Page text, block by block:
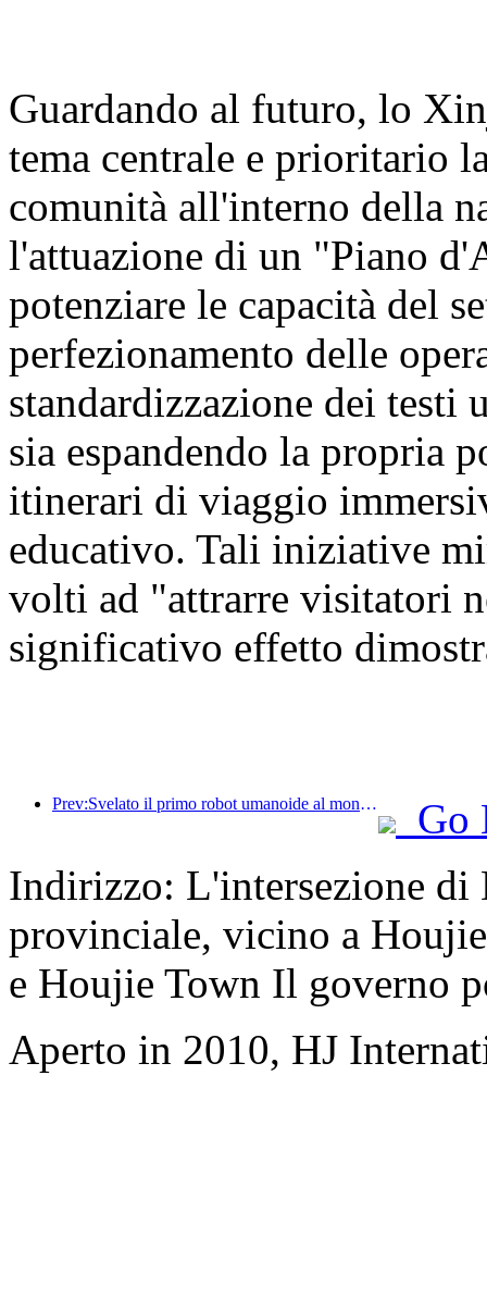
Guardando al futuro, lo
tema centrale e prioritario
comunità all'interno della
l'attuazione di un "Piano
potenziare le capacità del
perfezionamento delle
standardizzazione dei
sia espandendo la propria
itinerari di viaggio
educativo. Tali iniziative
volti ad "attrarre visitatori
significativo effetto
Prev:Svelato il primo robot umanoide al mondo specializzato nei servizi di ristorazione multi-scenario.
Go
Indirizzo: L'intersezione di
provinciale, vicino a
e Houjie Town Il governo
Aperto in 2010, HJ